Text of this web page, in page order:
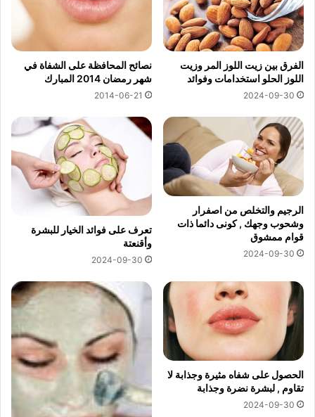
الفرق بين زيت اللوز المر وزيت
اللوز الحلو استخدامات وفوائد
2024-09-30
نصائح المحافظة على الشفاة في
شهر رمضان 2014 المبارك
2014-06-21
الرجيم والتخلص من اصفرار
وشحوب وجهك , كونى دائما ذات
قوام ممشوق
2024-09-30
تعرف على فوائد الخيار للبشرة
وأقنعتة
2024-09-30
الحصول على شفاه مثيرة وجذابة لا
تقاوم , لبشرة نضرة وجذابة
2024-09-30